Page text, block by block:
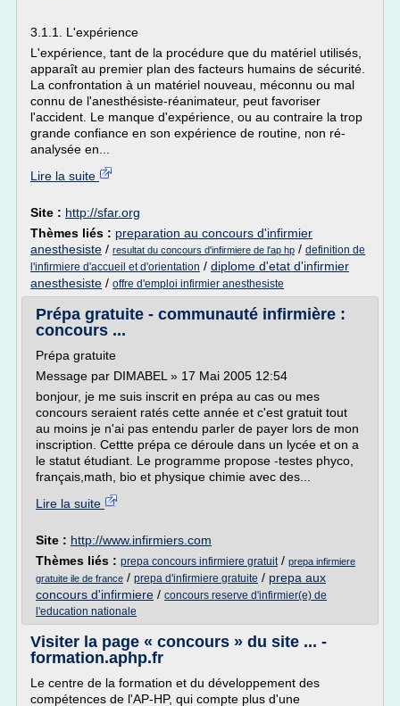
3.1.1. L'expérience
L'expérience, tant de la procédure que du matériel utilisés,
apparaît au premier plan des facteurs humains de sécurité.
La confrontation à un matériel nouveau, méconnu ou mal
connu de l'anesthésiste-réanimateur, peut favoriser
l'accident. Le manque d'expérience, ou au contraire la trop
grande confiance en son expérience de routine, non ré-
analysée en...
Lire la suite
Site : http://sfar.org
Thèmes liés : preparation au concours d'infirmier
anesthesiste / resultat du concours d'infirmiere de l'ap hp / definition de
l'infirmiere d'accueil et d'orientation / diplome d'etat d'infirmier
anesthesiste / offre d'emploi infirmier anesthesiste
Prépa gratuite - communauté infirmière :
concours ...
Prépa gratuite
Message par DIMABEL » 17 Mai 2005 12:54
bonjour, je me suis inscrit en prépa au cas ou mes
concours seraient ratés cette année et c'est gratuit tout
au moins je n'ai pas entendu parler de payer lors de mon
inscription. Cettte prépa ce déroule dans un lycée et on a
le statut étudiant. Le programme propose -testes phyco,
français,math, bio et physique chimie avec des...
Lire la suite
Site : http://www.infirmiers.com
Thèmes liés : prepa concours infirmiere gratuit/ prepa infirmiere
gratuite ile de france / prepa d'infirmiere gratuite / prepa aux
concours d'infirmiere / concours reserve d'infirmier(e) de
l'education nationale
Visiter la page « concours » du site ... -
formation.aphp.fr
Le centre de la formation et du développement des
compétences de l'AP-HP, qui compte plus d'une